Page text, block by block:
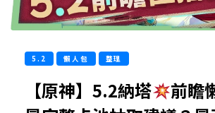
5.2 懶人包 整理
【原神】5.2納塔 前瞻